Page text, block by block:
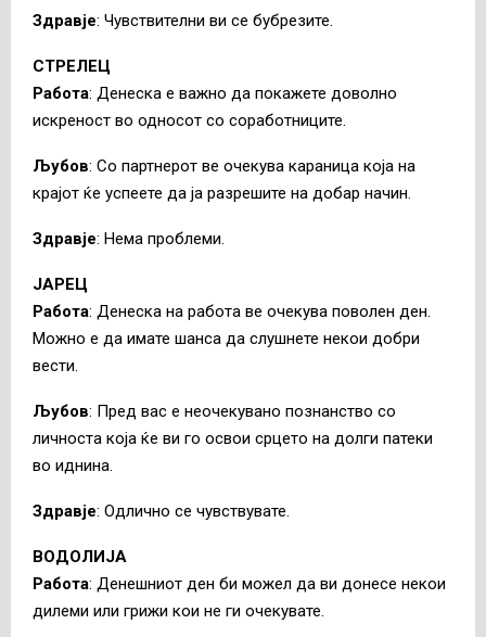
Здравје: Чувствителни ви се бубрезите.
СТРЕЛЕЦ
Работа: Денеска е важно да покажете доволно
искреност во односот со соработниците.
Љубов: Со партнерот ве очекува караница која на
крајот ќе успеете да ја разрешите на добар начин.
Здравје: Нема проблеми.
ЈАРЕЦ
Работа: Денеска на работа ве очекува поволен ден.
Можно е да имате шанса да слушнете некои добри
вести.
Љубов: Пред вас е неочекувано познанство со
личноста која ќе ви го освои срцето на долги патеки
во иднина.
Здравје: Одлично се чувствувате.
ВОДОЛИЈА
Работа: Денешниот ден би можел да ви донесе некои
дилеми или грижи кои не ги очекувате.